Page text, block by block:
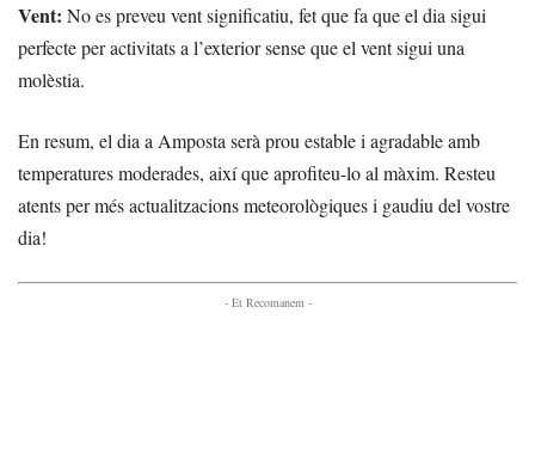
Vent: No es preveu vent significatiu, fet que fa que el dia sigui
perfecte per activitats a l’exterior sense que el vent sigui una
molèstia.
En resum, el dia a Amposta serà prou estable i agradable amb
temperatures moderades, així que aprofiteu-lo al màxim. Resteu
atents per més actualitzacions meteorològiques i gaudiu del vostre
dia!
- Et Recomanem -